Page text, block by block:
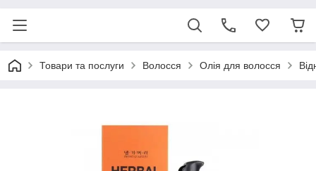
Товари та послуги Волосся Олія для волосся